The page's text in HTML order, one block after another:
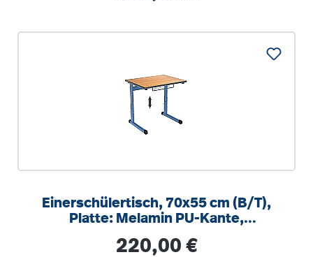
Einerschülertisch, 70x55 cm (B/T),
Platte: Melamin PU-Kante,
Regulärer Preis:
220,00 €